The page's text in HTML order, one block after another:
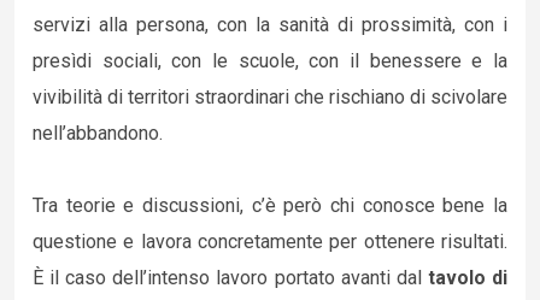
servizi alla persona, con la sanità di prossimità, con i
presìdi sociali, con le scuole, con il benessere e la
vivibilità di territori straordinari che rischiano di scivolare
nell’abbandono.
Tra teorie e discussioni, c’è però chi conosce bene la
questione e lavora concretamente per ottenere risultati.
È il caso dell’intenso lavoro portato avanti dal tavolo di